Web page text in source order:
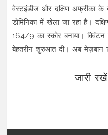
वेस्टइंडीज और दक्षिण अफ्रीका के
डोमिनिका में खेला जा रहा है।
164/9 का स्कोर बनाया।
बेहतरीन शुरुआत दी। अब मेज़बान
जारी